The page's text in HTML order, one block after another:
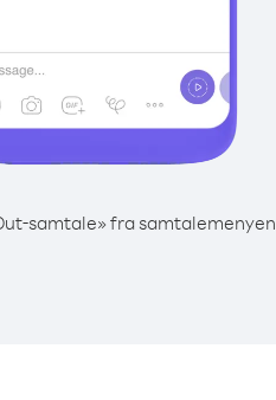
samtale» fra samtalemenyen